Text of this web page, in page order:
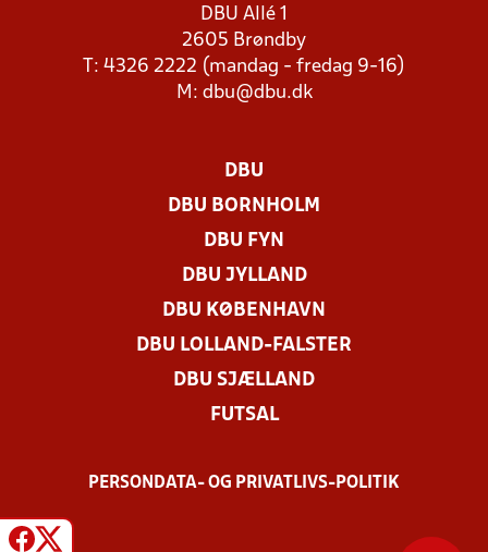
DBU Allé 1
2605 Brøndby
T: 4326 2222 (mandag - fredag 9-16)
M: dbu@dbu.dk
DBU
DBU BORNHOLM
DBU FYN
DBU JYLLAND
DBU KØBENHAVN
DBU LOLLAND-FALSTER
DBU SJÆLLAND
FUTSAL
PERSONDATA- OG PRIVATLIVS-POLITIK